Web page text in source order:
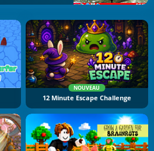
NOUVEAU
12 Minute Escape Challenge